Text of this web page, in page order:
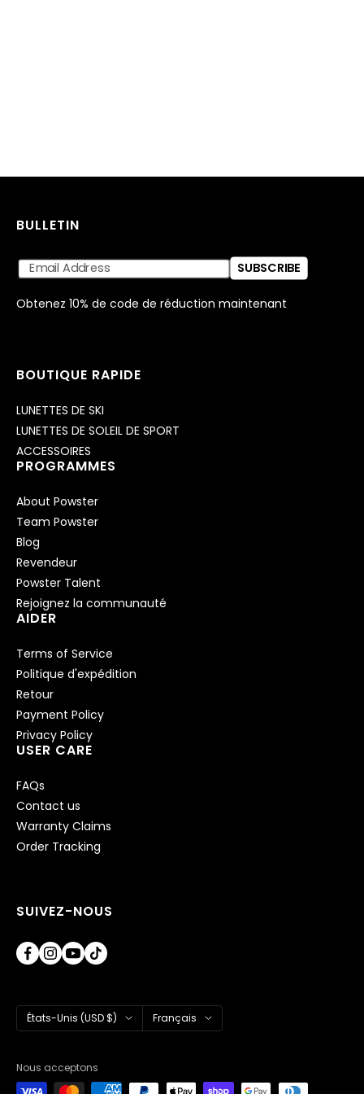
BULLETIN
SUBSCRIBE
Obtenez 10% de code de réduction maintenant
BOUTIQUE RAPIDE
LUNETTES DE SKI
LUNETTES DE SOLEIL DE SPORT
ACCESSOIRES
PROGRAMMES
About Powster
Team Powster
Blog
Revendeur
Powster Talent
Rejoignez la communauté
AIDER
Terms of Service
Politique d'expédition
Retour
Payment Policy
Privacy Policy
USER CARE
FAQs
Contact us
Warranty Claims
Order Tracking
SUIVEZ-NOUS
Pays/région
États-Unis (USD $) Langue
Français
Nous acceptons